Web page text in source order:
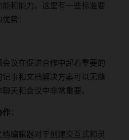
和能力。这里有一些标准要
势：
议在促进合作中起着重要的
事和文档解决方案可以无缝
天和会议中非常重要。
：
编辑器对于创建交互式和灵